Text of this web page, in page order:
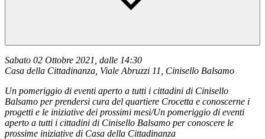
Sabato 02 Ottobre 2021, dalle 14:30
Casa della Cittadinanza, Viale Abruzzi 11, Cinisello Balsamo
Un pomeriggio di eventi aperto a tutti i cittadini di Cinisello
Balsamo per prendersi cura del quartiere Crocetta e conoscerne i
progetti e le iniziative dei prossimi mesi/Un pomeriggio di eventi
aperto a tutti i cittadini di Cinisello Balsamo per conoscere le
prossime iniziative di Casa della Cittadinanza